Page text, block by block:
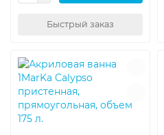
Быстрый заказ